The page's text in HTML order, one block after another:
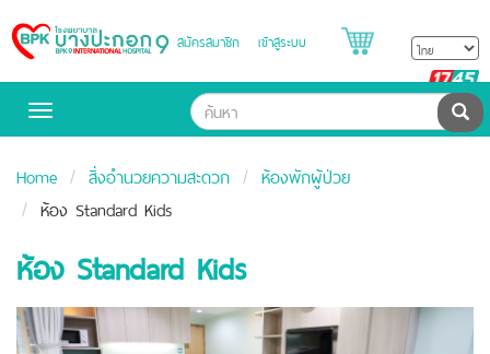
Bangpakok
Hospital
สมัครสมาชิก เข้าสู่ระบบ
Toggle
ค้น
Home สิ่งอำนวยความสะดวก
ห้องพักผู้ป่วย
ห้อง Standard Kids
ห้อง Standard Kids